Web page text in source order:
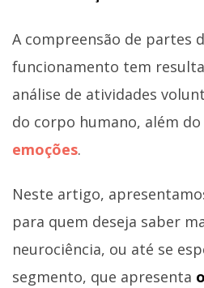
A compreensão de partes
funcionamento tem
análise de atividades
do corpo humano, além
emoções.
Neste artigo,
para quem deseja saber
neurociência, ou até se
segmento, que apresenta